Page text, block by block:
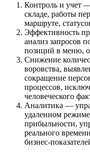
Контроль и учет
складе, работы
маршруте,
Эффективность
анализ запросов
позиций в меню,
Снижение
воровства,
сокращение
процессов,
человеческого
Аналитика —
удаленном
прибыльности,
реального
бизнес-